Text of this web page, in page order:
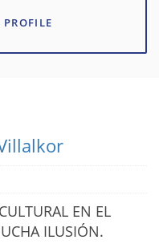
EN EL
ILUSIÓN.